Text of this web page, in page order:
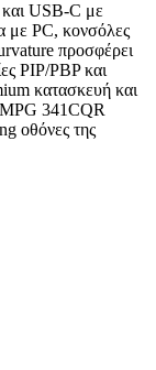
USB-C με
με PC, κονσόλες
προσφέρει
PIP/PBP και
κατασκευή και
341CQR
οθόνες της